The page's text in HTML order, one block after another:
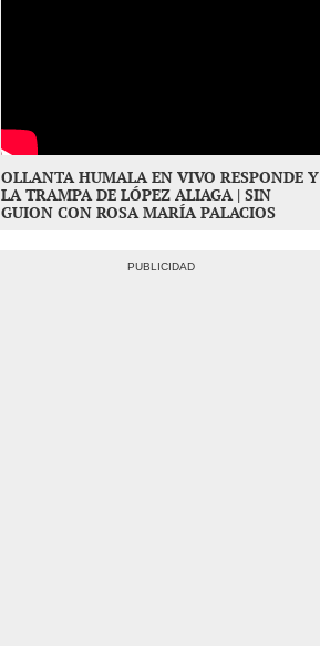
OLLANTA HUMALA EN VIVO RESPONDE Y
LA TRAMPA DE LÓPEZ ALIAGA | SIN
GUION CON ROSA MARÍA PALACIOS